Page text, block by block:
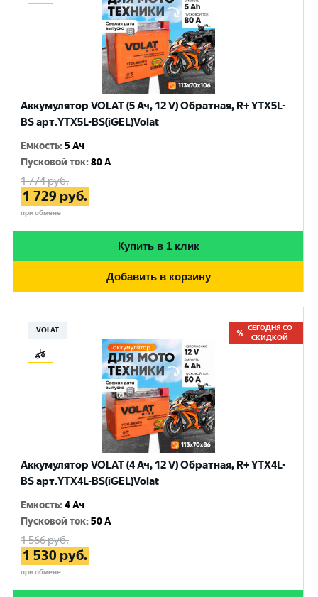
Аккумулятор VOLAT (5 Ач, 12 V) Обратная, R+ YTX5L-
BS арт.YTX5L-BS(iGEL)Volat
Емкость:5 Ач
Пусковой ток:80 A
1 774руб.
1 729 руб.
при обмене
Купить в 1 клик
Добавить в корзину
VOLAT
СЕГОДНЯ СО
СКИДКОЙ
Аккумулятор VOLAT (4 Ач, 12 V) Обратная, R+ YTX4L-
BS арт.YTX4L-BS(iGEL)Volat
Емкость:4 Ач
Пусковой ток:50 A
1 566руб.
1 530 руб.
при обмене